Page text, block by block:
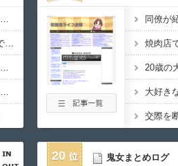
石破、遂にキレる！「日本の財政は世界最悪の状況！この状況で減税をするのは正気の沙汰じゃない」
【悲報】桐谷さん「人生かけて7億円貯めたのにガンで死ぬかも。もっと素直に遊べばよかった…」
【悲報】日本、永住資格許可の条件を爆上げｗｗｗ 外国人さん「もう日本ええわ・・」
【悲報】有吉、一般人に「ド正論」を叩きつけて炎上ｗｗｗｗｗｗｗｗ
20 鬼女まとめログ